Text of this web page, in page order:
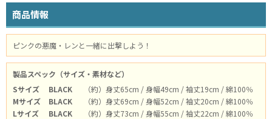
商品情報
ピンクの悪魔・レンと一緒に出撃しよう！
製品スペック（サイズ・素材など）
Sサイズ
BLACK
（約）身丈65cm / 身幅49cm / 袖丈19cm / 綿100％
Mサイズ
BLACK
（約）身丈69cm / 身幅52cm / 袖丈20cm / 綿100％
Lサイズ
BLACK
（約）身丈73cm / 身幅55cm / 袖丈22cm / 綿100％